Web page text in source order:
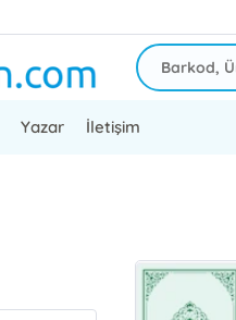
Yazar İletişim